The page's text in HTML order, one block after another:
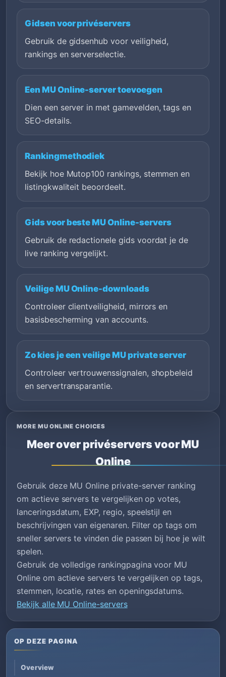
Gidsen voor privéservers
Gebruik de gidsenhub voor veiligheid,
rankings en serverselectie.
Een MU Online-server toevoegen
Dien een server in met gamevelden, tags en
SEO-details.
Rankingmethodiek
Bekijk hoe Mutop100 rankings, stemmen en
listingkwaliteit beoordeelt.
Gids voor beste MU Online-servers
Gebruik de redactionele gids voordat je de
live ranking vergelijkt.
Veilige MU Online-downloads
Controleer clientveiligheid, mirrors en
basisbescherming van accounts.
Zo kies je een veilige MU private server
Controleer vertrouwenssignalen, shopbeleid
en servertransparantie.
MORE MU ONLINE CHOICES
Meer over privéservers voor MU
Online
Gebruik deze MU Online private-server ranking
om actieve servers te vergelijken op votes,
lanceringsdatum, EXP, regio, speelstijl en
beschrijvingen van eigenaren. Filter op tags om
sneller servers te vinden die passen bij hoe je wilt
spelen.
Gebruik de volledige rankingpagina voor MU
Online om actieve servers te vergelijken op tags,
stemmen, locatie, rates en openingsdatums.
Bekijk alle MU Online-servers
OP DEZE PAGINA
Overview